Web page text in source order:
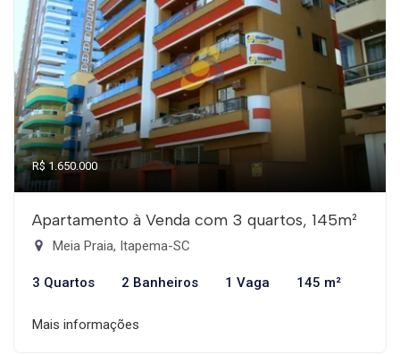
R$ 1.650.000
Apartamento à Venda com 3 quartos, 145m²
Meia Praia, Itapema-SC
3 Quartos 2 Banheiros 1 Vaga 145 m²
Mais informações